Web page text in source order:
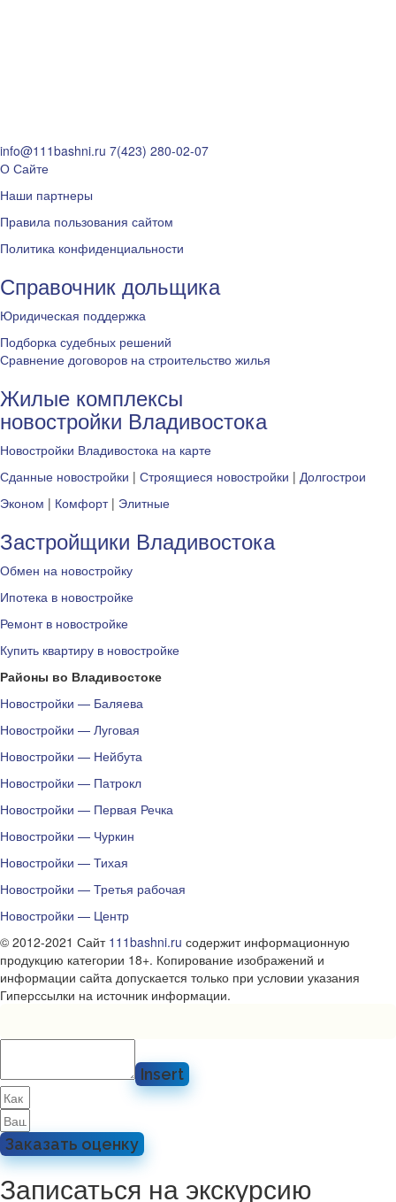
info@111bashni.ru 7(423) 280-02-07
О Сайте
Наши партнеры
Правила пользования сайтом
Политика конфиденциальности
Справочник дольщика
Юридическая поддержка
Подборка судебных решений
Сравнение договоров на строительство жилья
Жилые комплексы
новостройки Владивостока
Новостройки Владивостока на карте
Сданные новостройки | Строящиеся новостройки | Долгострои
Эконом | Комфорт| Элитные
Застройщики Владивостока
Обмен на новостройку
Ипотека в новостройке
Ремонт в новостройке
Купить квартиру в новостройке
Районы во Владивостоке
Новостройки — Баляева
Новостройки — Луговая
Новостройки — Нейбута
Новостройки — Патрокл
Новостройки — Первая Речка
Новостройки — Чуркин
Новостройки — Тихая
Новостройки — Третья рабочая
Новостройки — Центр
© 2012-2021 Сайт 111bashni.ru содержит информационную
продукцию категории 18+. Копирование изображений и
информации сайта допускается только при условии указания
Гиперссылки на источник информации.
Insert
Заказать оценку
Записаться на экскурсию